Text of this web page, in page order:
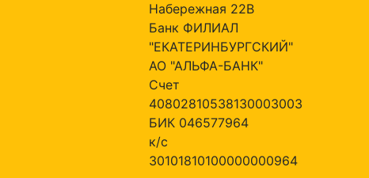
Набережная 22В
Банк ФИЛИАЛ
"ЕКАТЕРИНБУРГСКИЙ"
АО "АЛЬФА-БАНК"
Счет
40802810538130003003
БИК 046577964
к/с
30101810100000000964